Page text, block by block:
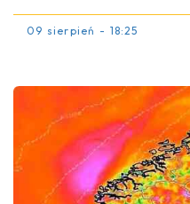
09 sierpień - 18:25